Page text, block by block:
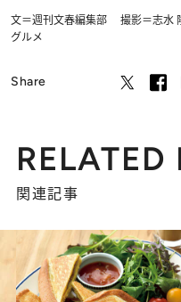
文＝週刊文春編集部 撮影＝志水
グルメ
Share
RELATED
関連記事